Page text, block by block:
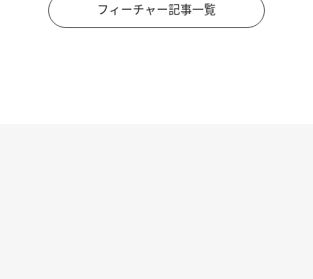
フィーチャー記事一覧